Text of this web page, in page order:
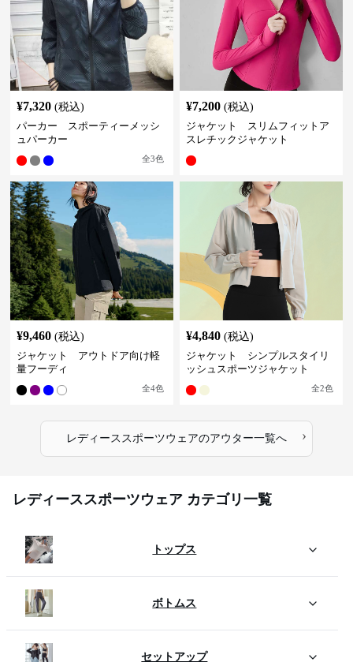
¥7,320 (税込)
パーカー スポーティーメッシ
ュパーカー
全3色
¥7,200 (税込)
ジャケット スリムフィットア
スレチックジャケット
¥9,460 (税込)
ジャケット アウトドア向け軽
量フーディ
全4色
¥4,840 (税込)
ジャケット シンプルスタイリ
ッシュスポーツジャケット
全2色
レディーススポーツウェアのアウター一覧へ ›
レディーススポーツウェア カテゴリ一覧
トップス
ボトムス
セットアップ